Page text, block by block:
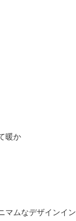
暖か
マムなデザインイン